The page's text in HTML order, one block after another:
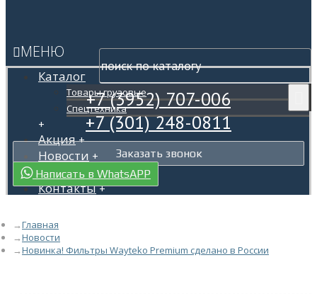
МЕНЮ
Каталог
Товары грузовые
Спецтехника
+
Акция +
Новости +
Гарантия +
Контакты +
+7 (3952) 707-006
+7 (301) 248-0811
Заказать звонок
Написать в WhatsAPP
Главная
Новости
Новинка! Фильтры Wayteko Premium сделано в России